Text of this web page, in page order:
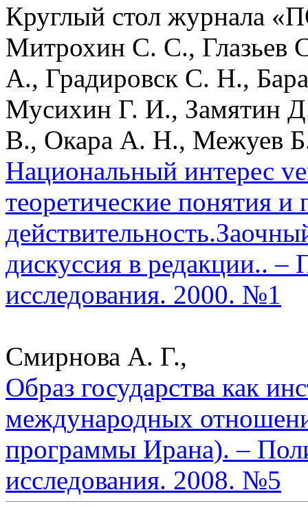
Круглый стол журнала
Митрохин С. С.,
А., Градировск С. Н.,
Мусихин Г. И., Замятин
В., Окара А. Н., Межуев
Национальный интерес
теоретические понятия и
дискуссия в редакции.. –
исследования. 2000. №1
Смирнова А. Г.,
Образ государства как
международных
программы Ирана). –
исследования. 2008. №5